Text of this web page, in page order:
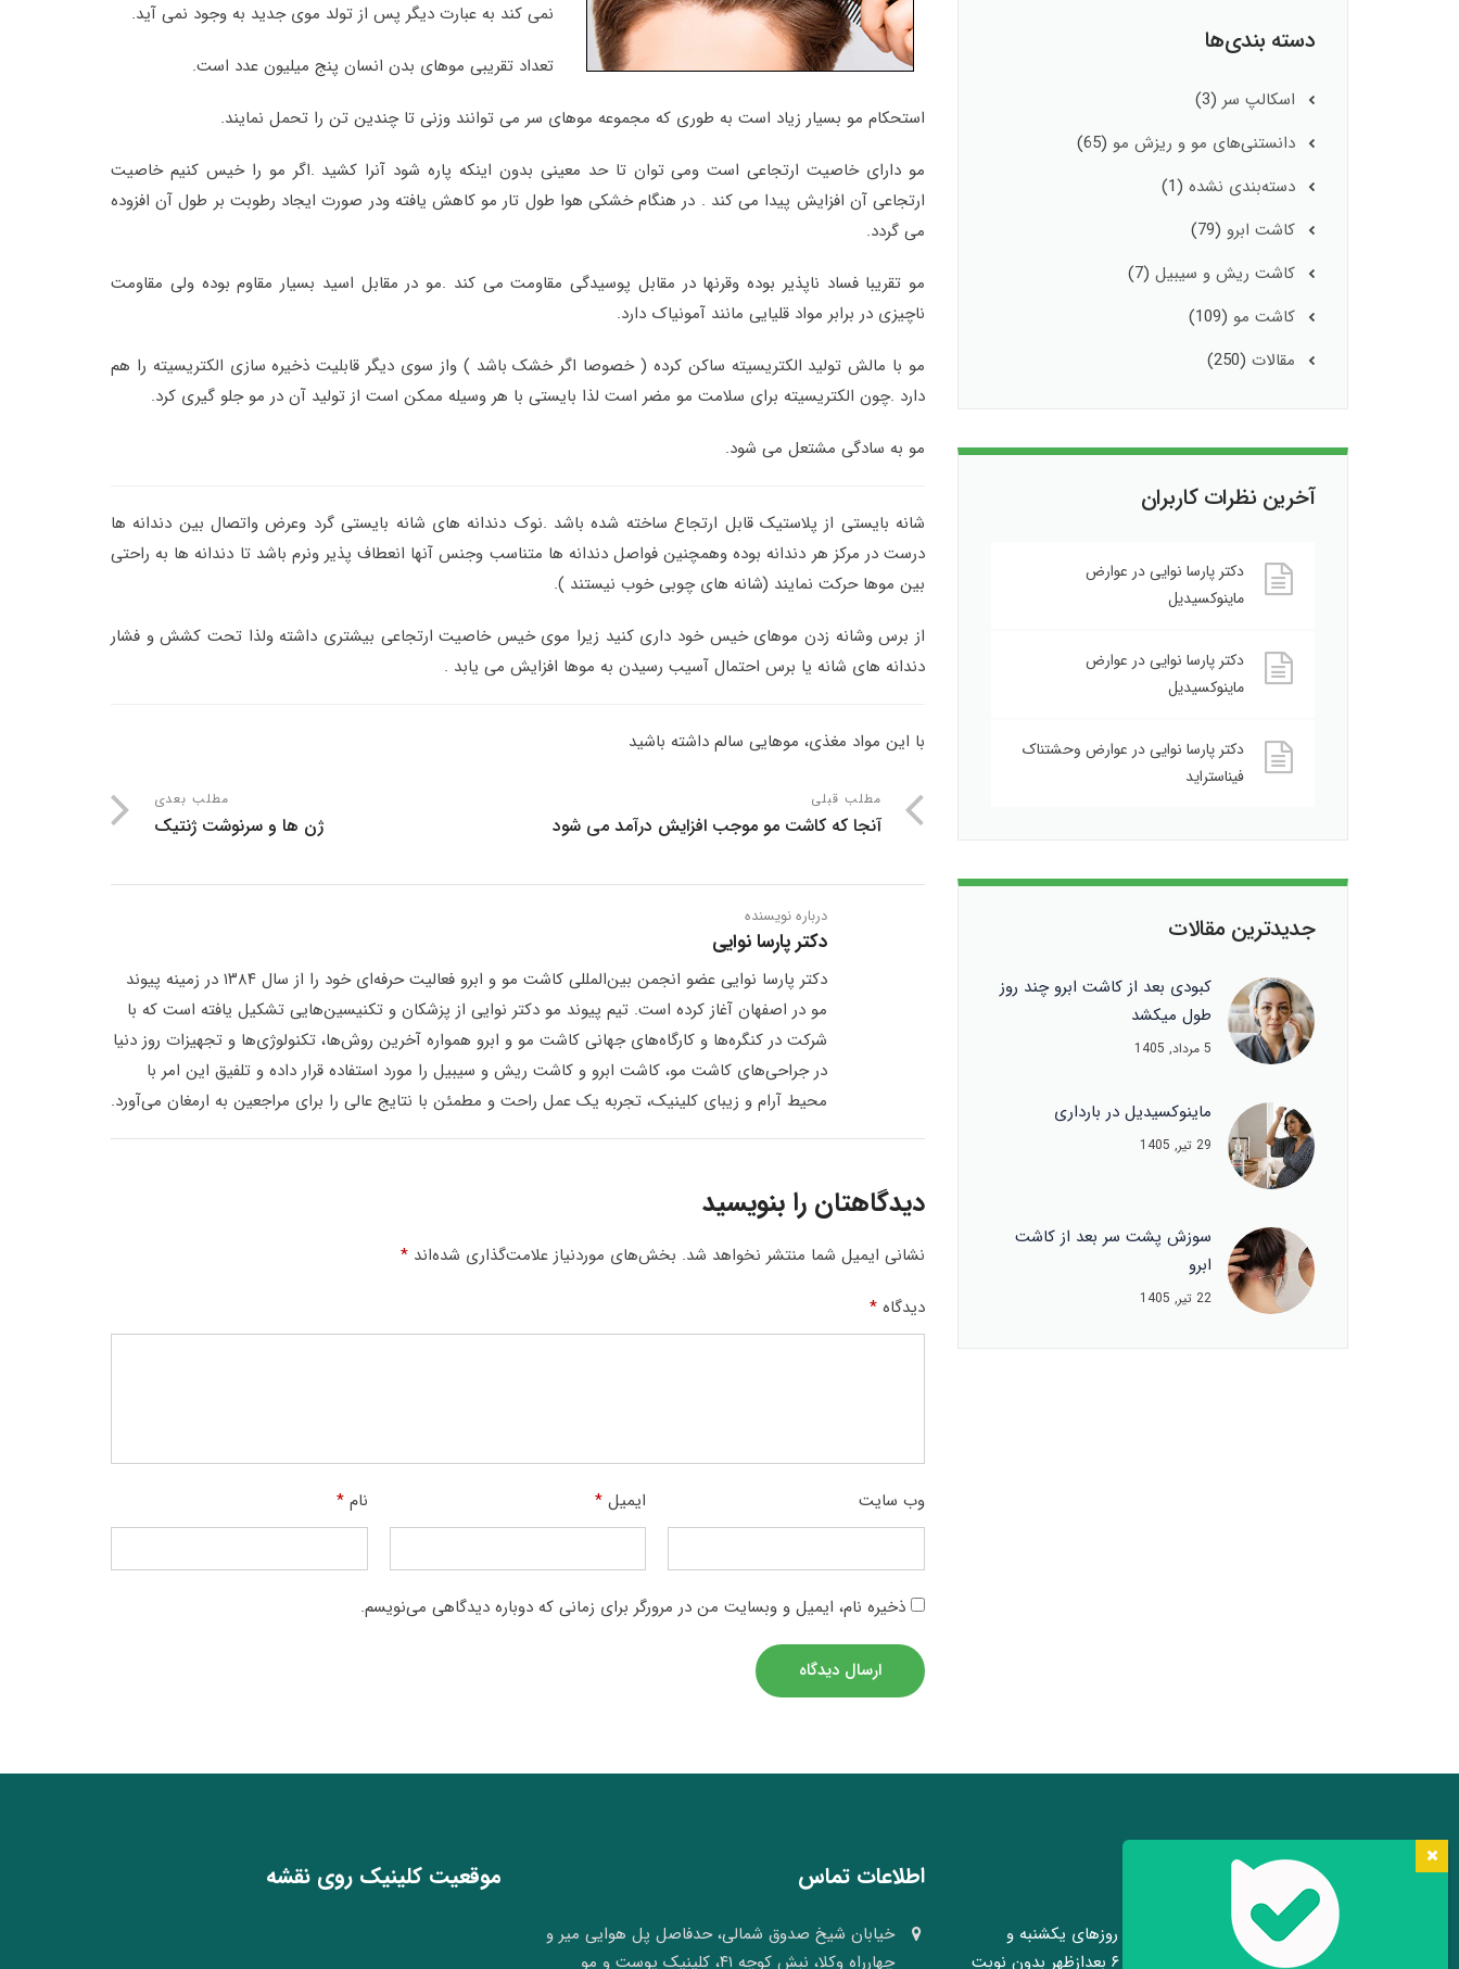
نمی کند به عبارت دیگر پس از تولد موی جدید به وجود نمی آید.
تعداد تقریبی موهای بدن انسان پنج میلیون عدد است.
استحکام مو بسیار زیاد است به طوری که مجموعه موهای سر می توانند وزنی تا چندین تن را تحمل نمایند.
مو دارای خاصیت ارتجاعی است ومی توان تا حد معینی بدون اینکه پاره شود آنرا کشید .اگر مو را خیس کنیم خاصیت
ارتجاعی آن افزایش پیدا می کند . در هنگام خشکی هوا طول تار مو کاهش یافته ودر صورت ایجاد رطوبت بر طول آن افزوده
می گردد.
مو تقریبا فساد ناپذیر بوده وقرنها در مقابل پوسیدگی مقاومت می کند .مو در مقابل اسید بسیار مقاوم بوده ولی مقاومت
ناچیزی در برابر مواد قلیایی مانند آمونیاک دارد.
مو با مالش تولید الکتریسیته ساکن کرده ( خصوصا اگر خشک باشد ) واز سوی دیگر قابلیت ذخیره سازی الکتریسیته را هم
دارد .چون الکتریسیته برای سلامت مو مضر است لذا بایستی با هر وسیله ممکن است از تولید آن در مو جلو گیری کرد.
مو به سادگی مشتعل می شود.
شانه بایستی از پلاستیک قابل ارتجاع ساخته شده باشد .نوک دندانه های شانه بایستی گرد وعرض واتصال بین دندانه ها
درست در مرکز هر دندانه بوده وهمچنین فواصل دندانه ها متناسب وجنس آنها انعطاف پذیر ونرم باشد تا دندانه ها به راحتی
بین موها حرکت نمایند (شانه های چوبی خوب نیستند ).
از برس وشانه زدن موهای خیس خود داری کنید زیرا موی خیس خاصیت ارتجاعی بیشتری داشته ولذا تحت کشش و فشار
دندانه های شانه یا برس احتمال آسیب رسیدن به موها افزایش می یابد .
با این مواد مغذی، موهایی سالم داشته باشید
مطلب قبلی
آنجا که کاشت مو موجب افزایش درآمد می شود
مطلب بعدی
ژن ها و سرنوشت ژنتیک
درباره نویسنده
دکتر پارسا نوایی
دکتر پارسا نوایی عضو انجمن بین‌المللی کاشت مو و ابرو فعالیت حرفه‌ای خود را از سال ۱۳۸۴ در زمینه پیوند
مو در اصفهان آغاز کرده است. تیم پیوند مو دکتر نوایی از پزشکان و تکنیسین‌هایی تشکیل یافته است که با
شرکت در کنگره‌ها و کارگاه‌های جهانی کاشت مو و ابرو همواره آخرین روش‌ها، تکنولوژی‌ها و تجهیزات روز دنیا
در جراحی‌های کاشت مو، کاشت ابرو و کاشت ریش و سیبیل را مورد استفاده قرار داده و تلفیق این امر با
محیط آرام و زیبای کلینیک، تجربه یک عمل راحت و مطمئن با نتایج عالی را برای مراجعین به ارمغان می‌آورد.
دیدگاهتان را بنویسید
نشانی ایمیل شما منتشر نخواهد شد. بخش‌های موردنیاز علامت‌گذاری شده‌اند *
دیدگاه *
نام* ایمیل * وب‌ سایت
ذخیره نام، ایمیل و وبسایت من در مرورگر برای زمانی که دوباره دیدگاهی می‌نویسم.
ارسال دیدگاه
دسته بندی‌ها
اسکالپ سر (3)
دانستنی‌های مو و ریزش مو (65)
دسته‌بندی نشده (1)
کاشت ابرو (79)
کاشت ریش و سیبیل (7)
کاشت مو (109)
مقالات (250)
آخرین نظرات کاربران
دکتر پارسا نواییدر عوارض
ماینوکسیدیل
دکتر پارسا نواییدر عوارض
ماینوکسیدیل
دکتر پارسا نواییدر عوارض وحشتناک
فیناستراید
جدیدترین مقالات
کبودی بعد از کاشت ابرو چند روز
طول میکشد
5 مرداد, 1405
ماینوکسیدیل در بارداری
29 تیر, 1405
سوزش پشت سر بعد از کاشت
ابرو
22 تیر, 1405
مشاوره رایگان حضوری
مشاوره رایگان حضوری کاشت ابرو روزهای یکشنبه و
چهارشنبه هر هفته بین ساعت ۴ تا ۶ بعدازظهر بدون نوبت
اطلاعات تماس
خیابان شیخ صدوق شمالی، حدفاصل پل هوایی میر و
چهارراه وکلا، نبش کوچه ۴۱، کلینیک پوست و مو
موقعیت کلینیک روی نقشه